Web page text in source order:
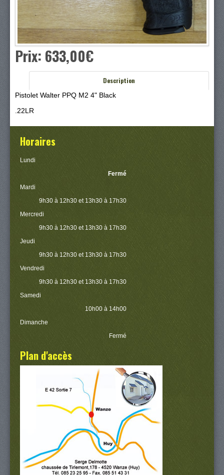
Prix: 633,00‎€
Description
Pistolet Walter PPQ M2 4" Black
.22LR
Horaires
Lundi
Fermé
Mardi
9h30 à 12h30 et 13h30 à 17h30
Mercredi
9h30 à 12h30 et 13h30 à 17h30
Jeudi
9h30 à 12h30 et 13h30 à 17h30
Vendredi
9h30 à 12h30 et 13h30 à 17h30
Samedi
10h00 à 14h00
Dimanche
Fermé
Plan d'accès